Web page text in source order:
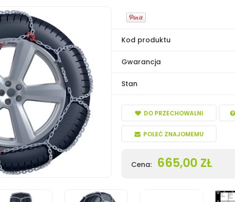
Kod produktu
Gwarancja
Stan
DO PRZECHOWALNI
POLEĆ ZNAJOMEMU
Cena: 665,00 ZŁ